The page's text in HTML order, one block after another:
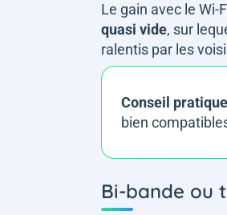
Le gain avec le
quasi vide, sur
ralentis par les
Conseil pratique
bien
Bi-bande ou